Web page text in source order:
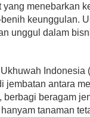
yang menebarkan
keunggulan.
unggul dalam
Indonesia
jembatan antara
berbagi beragam
tanaman